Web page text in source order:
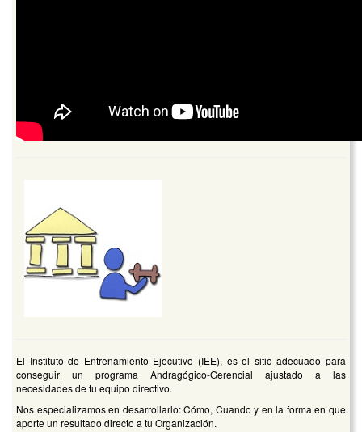
El Instituto de Entrenamiento Ejecutivo (IEE), es el sitio adecuado para
conseguir un programa Andragógico-Gerencial ajustado a las
necesidades de tu equipo directivo.
Nos especializamos en desarrollarlo: Cómo, Cuando y en la forma en que
aporte un resultado directo a tu Organización.